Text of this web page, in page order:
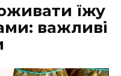
їжу
важливі